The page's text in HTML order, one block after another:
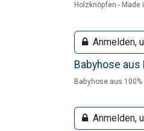
Holzknöpfen - Made
Anmelden,
Babyhose aus
Babyhose aus
Anmelden,